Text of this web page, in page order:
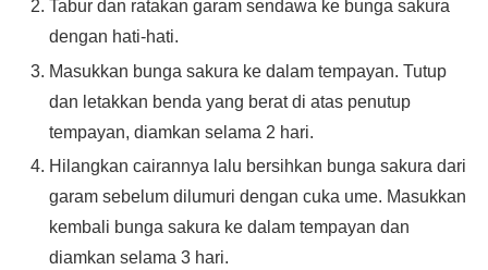
Tabur dan ratakan garam sendawa ke bunga sakura
dengan hati-hati.
Masukkan bunga sakura ke dalam tempayan. Tutup
dan letakkan benda yang berat di atas penutup
tempayan, diamkan selama 2 hari.
Hilangkan cairannya lalu bersihkan bunga sakura dari
garam sebelum dilumuri dengan cuka ume. Masukkan
kembali bunga sakura ke dalam tempayan dan
diamkan selama 3 hari.